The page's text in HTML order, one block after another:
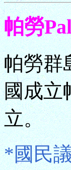
帕勞
帕勞群
國成立
立。
*國民